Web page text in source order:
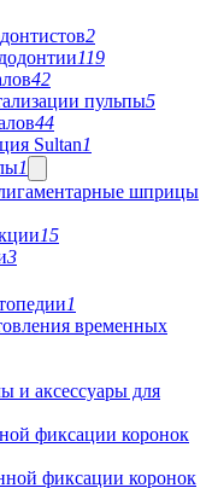
2
119
42
пульпы5
44
Sultan1
1
шприцы
15
3
1
временных
и аксессуары для
фиксации коронок
фиксации коронок